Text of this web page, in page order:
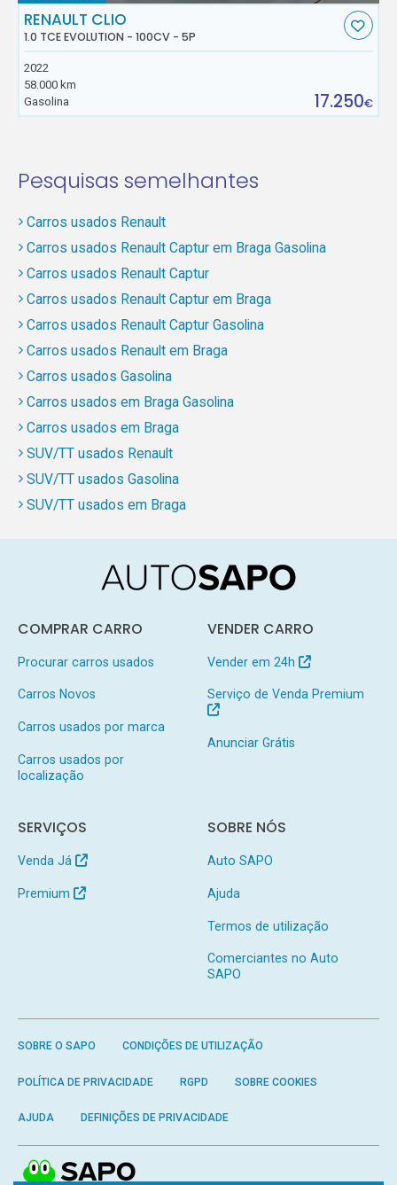
RENAULT CLIO
1.0 TCE EVOLUTION - 100CV - 5P
2022
58.000 km
Gasolina
17.250€
Pesquisas semelhantes
Carros usados Renault
Carros usados Renault Captur em Braga Gasolina
Carros usados Renault Captur
Carros usados Renault Captur em Braga
Carros usados Renault Captur Gasolina
Carros usados Renault em Braga
Carros usados Gasolina
Carros usados em Braga Gasolina
Carros usados em Braga
SUV/TT usados Renault
SUV/TT usados Gasolina
SUV/TT usados em Braga
COMPRAR CARRO
Procurar carros usados
Carros Novos
Carros usados por marca
Carros usados por
localização
VENDER CARRO
Vender em 24h
Serviço de Venda Premium
Anunciar Grátis
SERVIÇOS
Venda Já
Premium
SOBRE NÓS
Auto SAPO
Ajuda
Termos de utilização
Comerciantes no Auto
SAPO
SOBRE O SAPO CONDIÇÕES DE UTILIZAÇÃO
POLÍTICA DE PRIVACIDADE RGPD SOBRE COOKIES
AJUDA DEFINIÇÕES DE PRIVACIDADE